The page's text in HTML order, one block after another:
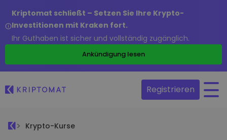
Kriptomat schließt – Setzen Sie Ihre Krypto-
Investitionen mit Kraken fort.
Ihr Guthaben ist sicher und vollständig zugänglich.
Ankündigung lesen
Registrieren
Krypto-Kurse